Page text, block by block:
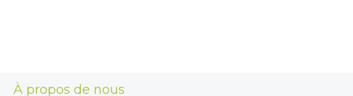
À propos de nous